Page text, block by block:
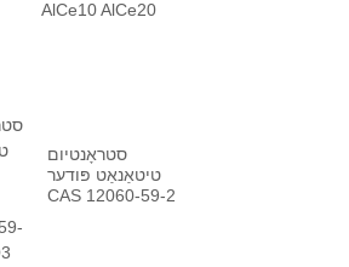
AlCe10 AlCe20
סטראָנטיום
טיטאַנאַט פּודער
CAS 12060-59-2